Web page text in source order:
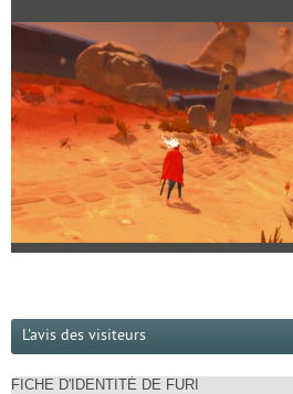
L'avis des visiteurs
FICHE D'IDENTITÉ DE FURI